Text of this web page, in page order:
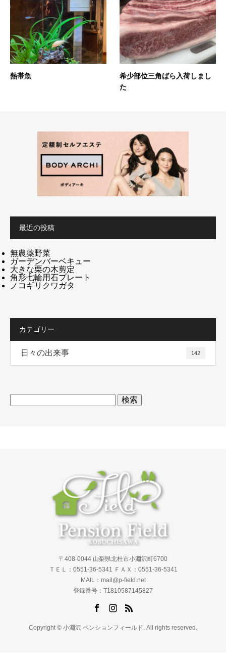
熱帯魚
希少部位三角ばら入荷しまし
た
最近の投稿
無農薬野菜
ガーデンバーベキュー
大きな栗の木剪定
角形七輪用石プレート
ノコギリクワガタ
カテゴリー
日々の出来事 142
検
索:
〒408-0044 山梨県北杜市小淵沢町6700
ＴＥＬ：0551-36-5341 ＦＡＸ：0551-36-5341
MAIL：mail@p-field.net
登録番号：T1810587145827
Copyright © 小淵沢 ペンションフィールド. All rights reserved.